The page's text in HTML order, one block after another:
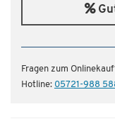
Fragen zum
Hotline: 05721-988